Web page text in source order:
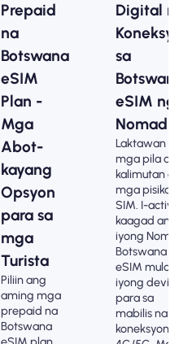
Prepaid
na
Botswana
eSIM
Plan -
Mga
Abot-
kayang
Opsyon
para sa
mga
Turista
Piliin ang
aming mga
prepaid na
Botswana
Digital na
Koneksyon
sa
Botswana
eSIM ng
Nomad
Laktawan ang
mga pila at
kalimutan ang
mga pisikal na
SIM. I-activate
kaagad ang
iyong Nomad
Botswana
eSIM mula sa
iyong device
para sa
mabilis na
koneksyon sa